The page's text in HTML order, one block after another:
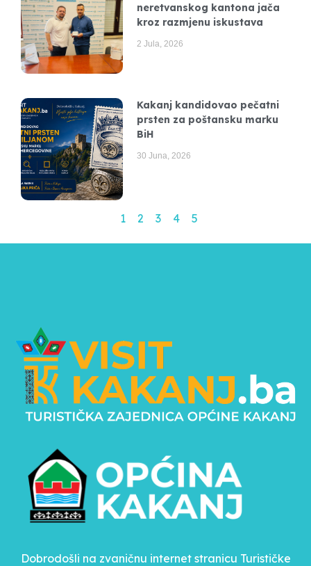
neretvanskog kantona jača
kroz razmjenu iskustava
2 Jula, 2026
Kakanj kandidovao pečatni
prsten za poštansku marku
BiH
30 Juna, 2026
1 2 3 4 5
Dobrodošli na zvaničnu internet stranicu Turističke